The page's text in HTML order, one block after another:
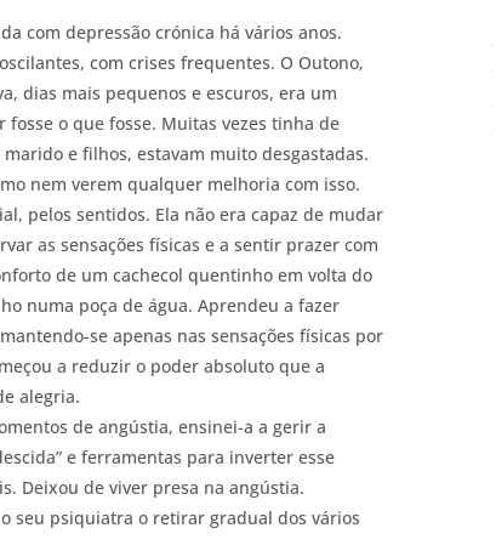
com depressão crónica há vários anos.
com crises frequentes. O Outono,
dias mais pequenos e escuros, era um
o que fosse. Muitas vezes tinha de
e filhos, estavam muito desgastadas.
nem verem qualquer melhoria com isso.
pelos sentidos. Ela não era capaz de mudar
as sensações físicas e a sentir prazer com
de um cachecol quentinho em volta do
numa poça de água. Aprendeu a fazer
se apenas nas sensações físicas por
a reduzir o poder absoluto que a
alegria.
de angústia, ensinei-a a gerir a
e ferramentas para inverter esse
Deixou de viver presa na angústia.
seu psiquiatra o retirar gradual dos vários